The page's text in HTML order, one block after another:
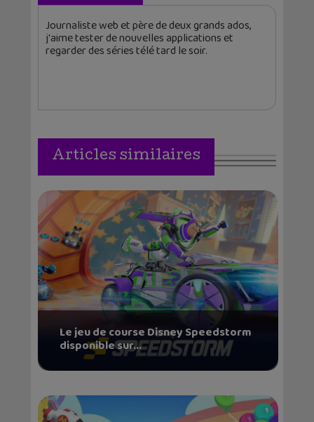
Journaliste web et père de deux grands ados,
j'aime tester de nouvelles applications et
regarder des séries télé tard le soir.
Articles similaires
Le jeu de course Disney Speedstorm
disponible sur...